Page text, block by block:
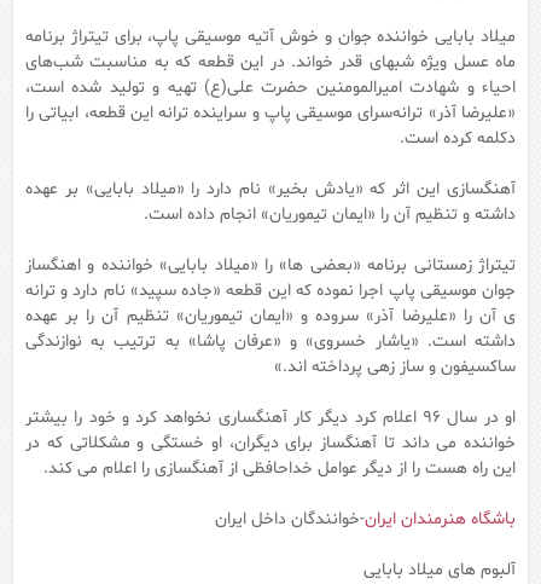
میلاد بابایی خواننده جوان و خوش آتیه موسیقی پاپ، برای تیتراژ برنامه
ماه عسل ویژه شبهای قدر خواند. در این قطعه که به مناسبت شب‌های
احیاء و شهادت امیرالمومنین حضرت علی(ع) تهیه و تولید شده است،
«علیرضا آذر» ترانه‌سرای موسیقی پاپ و سراینده ترانه این قطعه، ابیاتی را
دکلمه کرده است.
آهنگسازی این اثر که «یادش بخیر» نام دارد را «میلاد بابایی» بر عهده
داشته و تنظیم آن را «ایمان تیموریان» انجام داده است.
تیتراژ زمستانی برنامه «بعضی ها» را «میلاد بابایی» خواننده و اهنگساز
جوان موسیقی پاپ اجرا نموده که این قطعه «جاده سپید» نام دارد و ترانه
ی آن را «علیرضا آذر» سروده و «ایمان تیموریان» تنظیم آن را بر عهده
داشته است. «یاشار خسروی» و «عرفان پاشا» به ترتیب به نوازندگی
ساکسیفون و ساز زهی پرداخته اند.»
او در سال 96 اعلام کرد دیگر کار آهنگساری نخواهد کرد و خود را بیشتر
خواننده می داند تا آهنگساز برای دیگران، او خستگی و مشکلاتی که در
این راه هست را از دیگر عوامل خداحافظی از آهنگسازی را اعلام می کند.
باشگاه هنرمندان ایران-خوانندگان داخل ایران
آلبوم های میلاد بابایی